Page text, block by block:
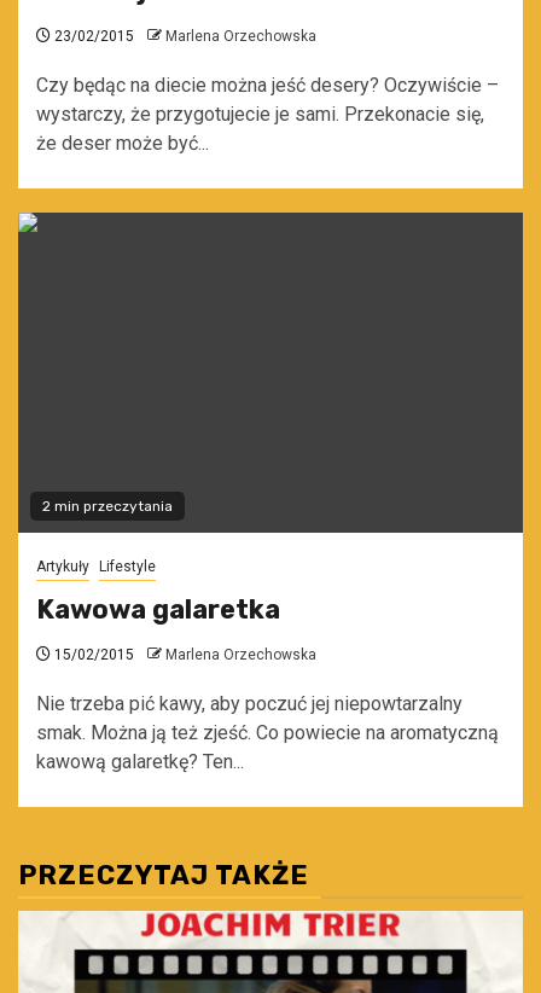
23/02/2015 Marlena Orzechowska
Czy będąc na diecie można jeść desery? Oczywiście –
wystarczy, że przygotujecie je sami. Przekonacie się,
że deser może być...
2 min przeczytania
Artykuły Lifestyle
Kawowa galaretka
15/02/2015 Marlena Orzechowska
Nie trzeba pić kawy, aby poczuć jej niepowtarzalny
smak. Można ją też zjeść. Co powiecie na aromatyczną
kawową galaretkę? Ten...
PRZECZYTAJ TAKŻE